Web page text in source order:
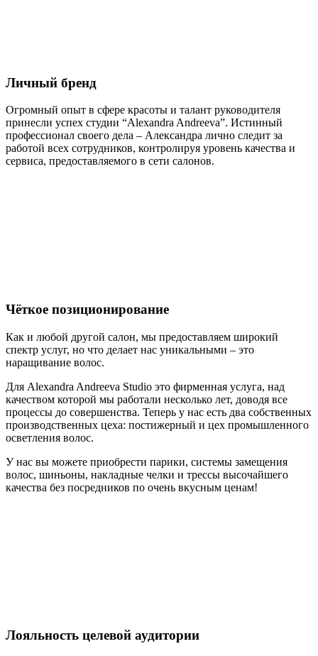
Личный бренд
Огромный опыт в сфере красоты и талант руководителя
принесли успех студии “Alexandra Andreeva”. Истинный
профессионал своего дела – Александра лично следит за
работой всех сотрудников, контролируя уровень качества и
сервиса, предоставляемого в сети салонов.
Чёткое позиционирование
Как и любой другой салон, мы предоставляем широкий
спектр услуг, но что делает нас уникальными – это
наращивание волос.
Для Alexandra Andreeva Studio это фирменная услуга, над
качеством которой мы работали несколько лет, доводя все
процессы до совершенства. Теперь у нас есть два собственных
производственных цеха: постижерный и цех промышленного
осветления волос.
У нас вы можете приобрести парики, системы замещения
волос, шиньоны, накладные челки и трессы высочайшего
качества без посредников по очень вкусным ценам!
Лояльность целевой аудитории